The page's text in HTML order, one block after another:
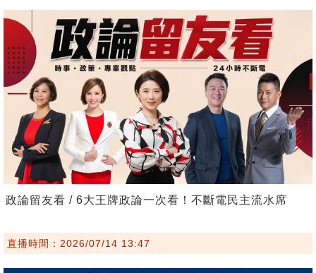
政論留友看 / 6大王牌政論一次看！不斷電民主流水席
直播時間：2026/07/14 13:47